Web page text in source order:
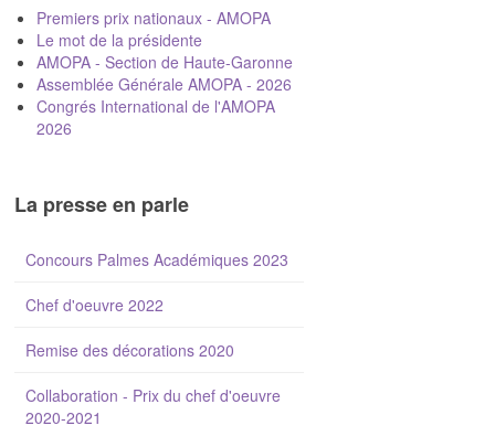
Premiers prix nationaux - AMOPA
Le mot de la présidente
AMOPA - Section de Haute-Garonne
Assemblée Générale AMOPA - 2026
Congrés International de l'AMOPA
2026
La presse en parle
Concours Palmes Académiques 2023
Chef d'oeuvre 2022
Remise des décorations 2020
Collaboration - Prix du chef d'oeuvre
2020-2021